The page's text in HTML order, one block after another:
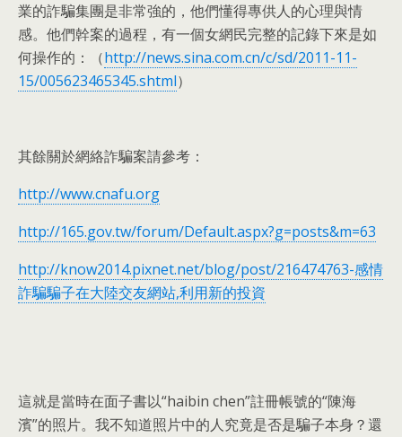
業的詐騙集團是非常強的，他們懂得專供人的心理與情
感。他們幹案的過程，有一個女網民完整的記錄下來是如
何操作的：（http://news.sina.com.cn/c/sd/2011-11-
15/005623465345.shtml）
其餘關於網絡詐騙案請參考：
http://www.cnafu.org
http://165.gov.tw/forum/Default.aspx?g=posts&m=63
http://know2014.pixnet.net/blog/post/216474763-感情
詐騙騙子在大陸交友網站,利用新的投資
這就是當時在面子書以“haibin chen”註冊帳號的“陳海
濱”的照片。我不知道照片中的人究竟是否是騙子本身？還